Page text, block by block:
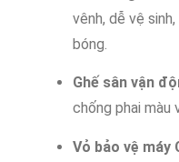
vênh, dễ vệ
bóng.
Ghế sân vận
chống phai màu
Vỏ bảo vệ máy